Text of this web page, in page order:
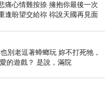
痛心情難按捺 擁抱你最後一次
逢盼望交給祢 祢說天國再見面
日靈魂再
別老逗著蟑螂玩 妳不打死牠，
的遊戲？ 是說，滿院